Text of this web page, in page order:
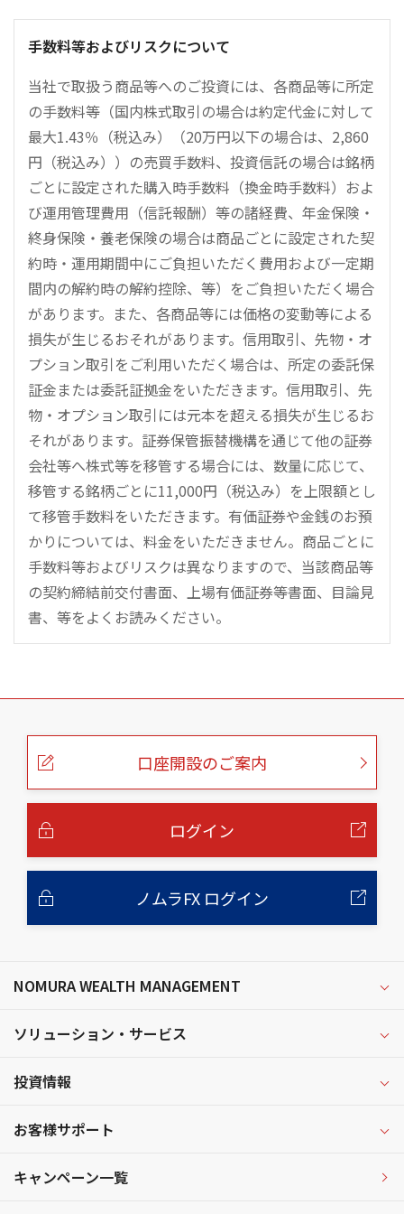
手数料等およびリスクについて
当社で取扱う商品等へのご投資には、各商品等に所定
の手数料等（国内株式取引の場合は約定代金に対して
最大1.43％（税込み）（20万円以下の場合は、2,860
円（税込み））の売買手数料、投資信託の場合は銘柄
ごとに設定された購入時手数料（換金時手数料）およ
び運用管理費用（信託報酬）等の諸経費、年金保険・
終身保険・養老保険の場合は商品ごとに設定された契
約時・運用期間中にご負担いただく費用および一定期
間内の解約時の解約控除、等）をご負担いただく場合
があります。また、各商品等には価格の変動等による
損失が生じるおそれがあります。信用取引、先物・オ
プション取引をご利用いただく場合は、所定の委託保
証金または委託証拠金をいただきます。信用取引、先
物・オプション取引には元本を超える損失が生じるお
それがあります。証券保管振替機構を通じて他の証券
会社等へ株式等を移管する場合には、数量に応じて、
移管する銘柄ごとに11,000円（税込み）を上限額とし
て移管手数料をいただきます。有価証券や金銭のお預
かりについては、料金をいただきません。商品ごとに
手数料等およびリスクは異なりますので、当該商品等
の契約締結前交付書面、上場有価証券等書面、目論見
書、等をよくお読みください。
こ
口座開設のご案内
ログイン
ノムラFX ログイン
NOMURA WEALTH MANAGEMENT
ソリューション・サービス
投資情報
お客様サポート
キャンペーン一覧